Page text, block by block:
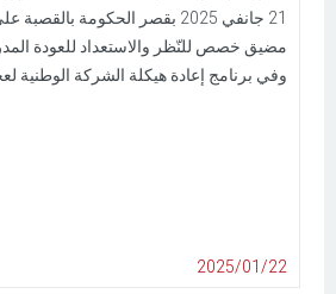
21 جانفي 2025 بقصر الحكومة
وفي برنامج إعادة هيكلة الشركة الوطنية
2025/01/22